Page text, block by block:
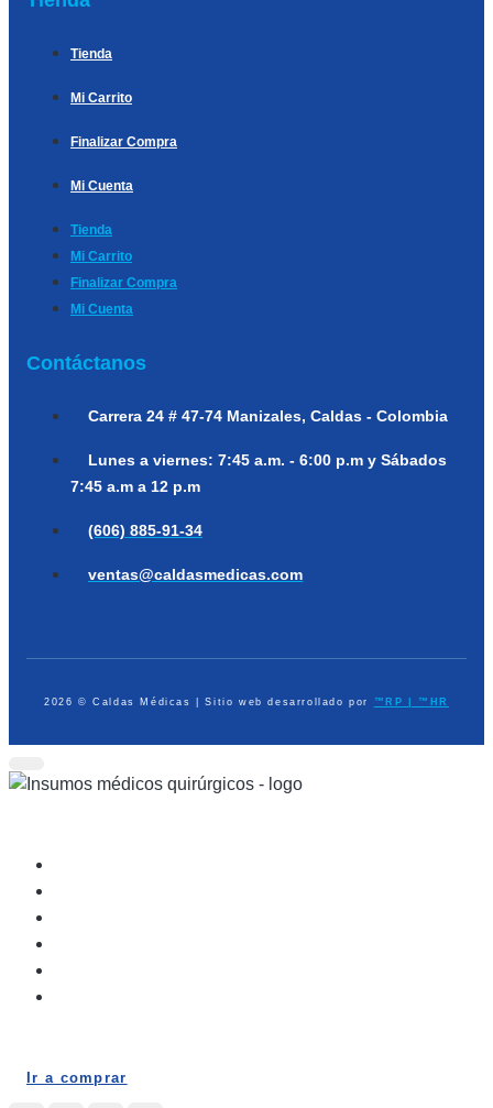
Tienda
Mi Carrito
Finalizar Compra
Mi Cuenta
Tienda
Mi Carrito
Finalizar Compra
Mi Cuenta
Contáctanos
Carrera 24 # 47-74 Manizales, Caldas - Colombia
Lunes a viernes: 7:45 a.m. - 6:00 p.m y Sábados
7:45 a.m a 12 p.m
(606) 885-91-34
ventas@caldasmedicas.com
2026 © Caldas Médicas | Sitio web desarrollado por ™RP | ™HR
Ir a comprar